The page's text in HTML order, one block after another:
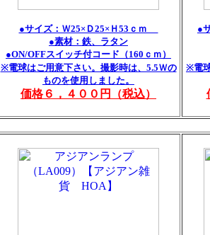
●サイズ：Ｗ25×Ｄ25×Ｈ53ｃｍ
●素材：鉄、ラタン
●ON/OFFスイッチ付コード（160ｃｍ）
※電球はご用意下さい。撮影時は、5.5Ｗの
ものを使用しました。
価格６，４００円（税込）
●
※電